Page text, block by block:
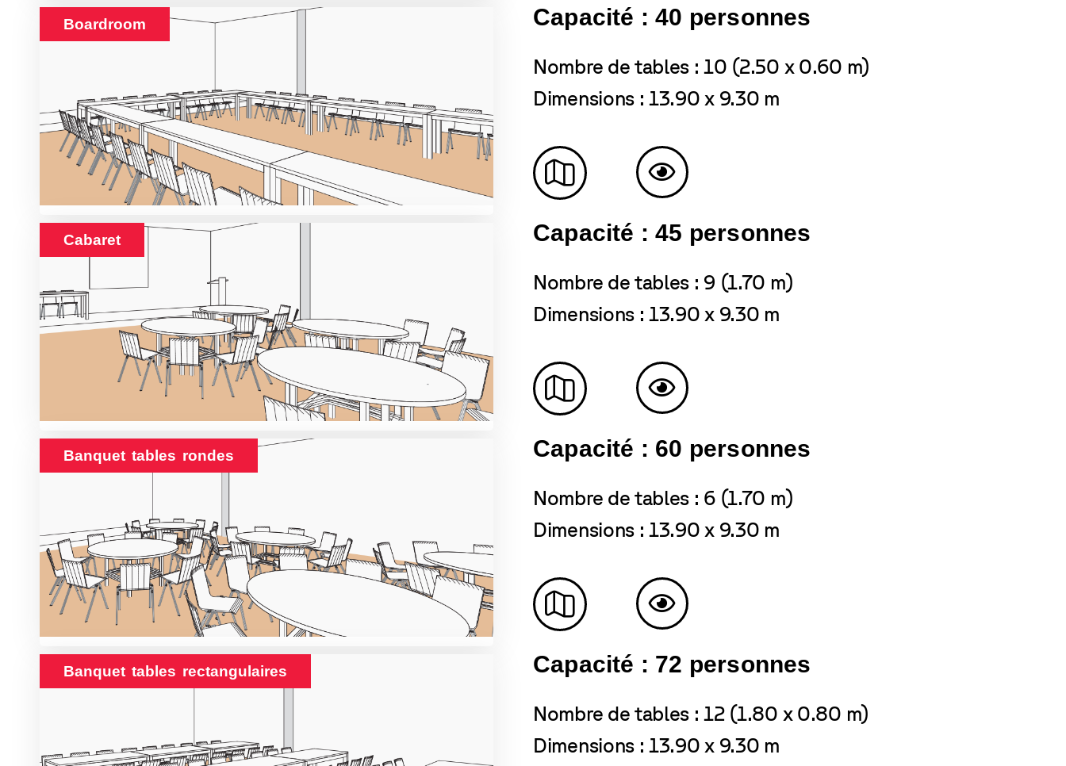
Boardroom Capacité : 40 personnes
Nombre de tables : 10 (2.50 x 0.60 m)
Dimensions : 13.90 x 9.30 m
Cabaret Capacité : 45 personnes
Nombre de tables : 9 (1.70 m)
Dimensions : 13.90 x 9.30 m
Banquet tables rondes Capacité : 60 personnes
Nombre de tables : 6 (1.70 m)
Dimensions : 13.90 x 9.30 m
Banquet tables rectangulaires Capacité : 72 personnes
Nombre de tables : 12 (1.80 x 0.80 m)
Dimensions : 13.90 x 9.30 m